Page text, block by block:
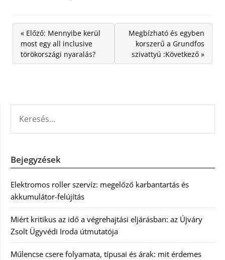
« Előző: Mennyibe kerül
most egy all inclusive
törökországi nyaralás?
Megbízható és egyben
korszerű a Grundfos
szivattyú :Következő »
Bejegyzések
Elektromos roller szervíz: megelőző karbantartás és
akkumulátor-felújítás
Miért kritikus az idő a végrehajtási eljárásban: az Újváry
Zsolt Ügyvédi Iroda útmutatója
Műlencse csere folyamata, típusai és árak: mit érdemes